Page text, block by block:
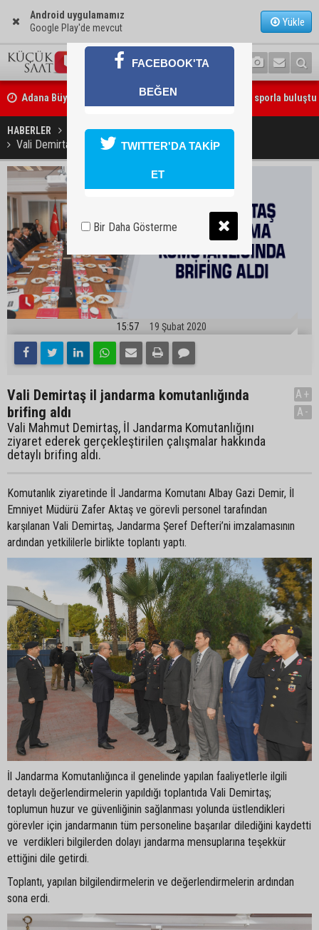
Android uygulamamız
Google Play'de mevcut
Yükle
Adana Büyükşehir Yaz Spor Okulları’nda 30 bin çocuk sporla buluştu
Beşiktaş dosyasında iki tahliye: Özcan Zenger ve Utku Caner
bırakıldı
HABERLER GÜNDEM
Vali Demirtaş il jandarma komutanlığında brifing aldı
15:57 19 Şubat 2020
Vali Demirtaş il jandarma komutanlığında
brifing aldı
Vali Mahmut Demirtaş, İl Jandarma Komutanlığını
ziyaret ederek gerçekleştirilen çalışmalar hakkında
detaylı brifing aldı.
A+
A-
Komutanlık ziyaretinde İl Jandarma Komutanı Albay Gazi Demir, İl
Emniyet Müdürü Zafer Aktaş ve görevli personel tarafından
karşılanan Vali Demirtaş, Jandarma Şeref Defteri’ni imzalamasının
ardından yetkililerle birlikte toplantı yaptı.
İl Jandarma Komutanlığınca il genelinde yapılan faaliyetlerle ilgili
detaylı değerlendirmelerin yapıldığı toplantıda Vali Demirtaş;
toplumun huzur ve güvenliğinin sağlanması yolunda üstlendikleri
görevler için jandarmanın tüm personeline başarılar dilediğini kaydetti
ve verdikleri bilgilerden dolayı jandarma mensuplarına teşekkür
ettiğini dile getirdi.
Toplantı, yapılan bilgilendirmelerin ve değerlendirmelerin ardından
sona erdi.
FACEBOOK'TA
BEĞEN
TWITTER'DA TAKİP
ET
Bir Daha Gösterme